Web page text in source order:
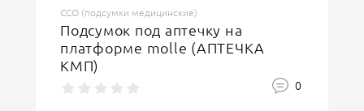
ССО (подсумки медицинские)
Подсумок под аптечку на
платформе molle (АПТЕЧКА
КМП)
0